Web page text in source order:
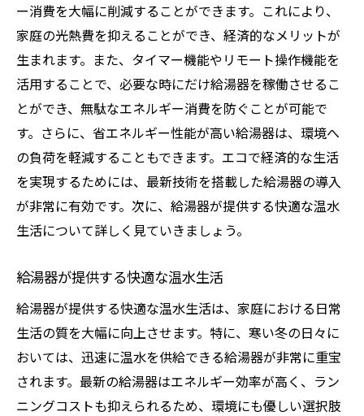
給湯器の性能と価格のバランス
給湯器の設置費用とその見積もり
エネルギー源別の給湯器の比較と選び方
給湯器の保証制度とアフターサービス
給湯器の進化と省エネ効果について徹底解説
歴史的な給湯器の進化とその影響
現代の給湯器の省エネ性能
給湯器の進化がもたらす経済的メリット
省エネ給湯器と環境保護の関係性
給湯器の最新技術によるエネルギー節約
給湯器の使いやすさと安全性の比較
使いやすさを重視した給湯器の選び方
給湯器の安全機能とは？
家庭用給湯器の操作性の比較
ー消費を大幅に削減することができます。これにより、
家庭の光熱費を抑えることができ、経済的なメリットが
生まれます。また、タイマー機能やリモート操作機能を
活用することで、必要な時にだけ給湯器を稼働させるこ
とができ、無駄なエネルギー消費を防ぐことが可能で
す。さらに、省エネルギー性能が高い給湯器は、環境へ
の負荷を軽減することもできます。エコで経済的な生活
を実現するためには、最新技術を搭載した給湯器の導入
が非常に有効です。次に、給湯器が提供する快適な温水
生活について詳しく見ていきましょう。
給湯器が提供する快適な温水生活
給湯器が提供する快適な温水生活は、家庭における日常
生活の質を大幅に向上させます。特に、寒い冬の日々に
おいては、迅速に温水を供給できる給湯器が非常に重宝
されます。最新の給湯器はエネルギー効率が高く、ラン
ニングコストも抑えられるため、環境にも優しい選択肢